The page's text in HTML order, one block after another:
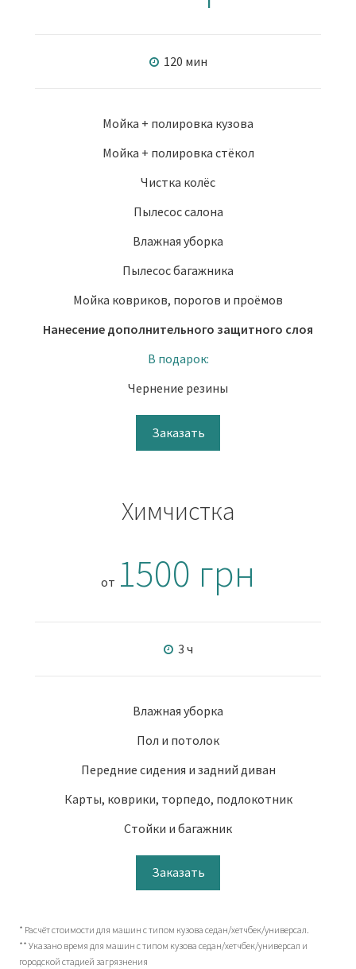
120 мин
Мойка + полировка кузова
Мойка + полировка стёкол
Чистка колёс
Пылесос салона
Влажная уборка
Пылесос багажника
Мойка ковриков, порогов и проёмов
Нанесение дополнительного защитного слоя
В подарок:
Чернение резины
Заказать
Химчистка
от 1500 грн
3 ч
Влажная уборка
Пол и потолок
Передние сидения и задний диван
Карты, коврики, торпедо, подлокотник
Стойки и багажник
Заказать
* Расчёт стоимости для машин с типом кузова седан/хетчбек/универсал.
** Указано время для машин с типом кузова седан/хетчбек/универсал и
городской стадией загрязнения